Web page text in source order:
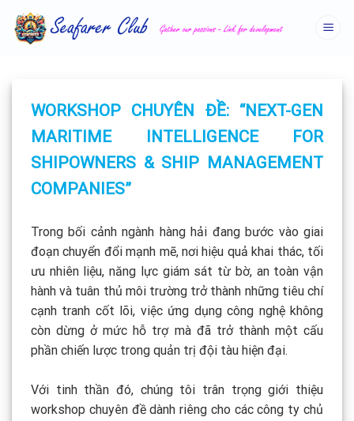
content
WORKSHOP CHUYÊN ĐỀ: “NEXT-GEN
MARITIME INTELLIGENCE FOR
SHIPOWNERS & SHIP MANAGEMENT
COMPANIES”
Trong bối cảnh ngành hàng hải đang bước vào giai
đoạn chuyển đổi mạnh mẽ, nơi hiệu quả khai thác, tối
ưu nhiên liệu, năng lực giám sát từ bờ, an toàn vận
hành và tuân thủ môi trường trở thành những tiêu chí
cạnh tranh cốt lõi, việc ứng dụng công nghệ không
còn dừng ở mức hỗ trợ mà đã trở thành một cấu
phần chiến lược trong quản trị đội tàu hiện đại.
Với tinh thần đó, chúng tôi trân trọng giới thiệu
workshop chuyên đề dành riêng cho các công ty chủ